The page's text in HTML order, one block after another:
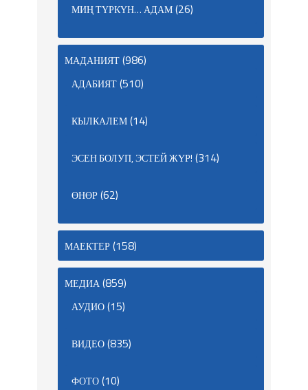
МИҢ ТҮРКҮН… АДАМ(26)
МАДАНИЯТ(986)
АДАБИЯТ(510)
КЫЛКАЛЕМ(14)
ЭСЕН БОЛУП, ЭСТЕЙ ЖҮР! (314)
ӨНӨР(62)
МАЕКТЕР(158)
МЕДИА(859)
АУДИО(15)
ВИДЕО(835)
ФОТО(10)